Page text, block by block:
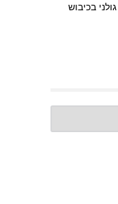
גולני בכיבוש